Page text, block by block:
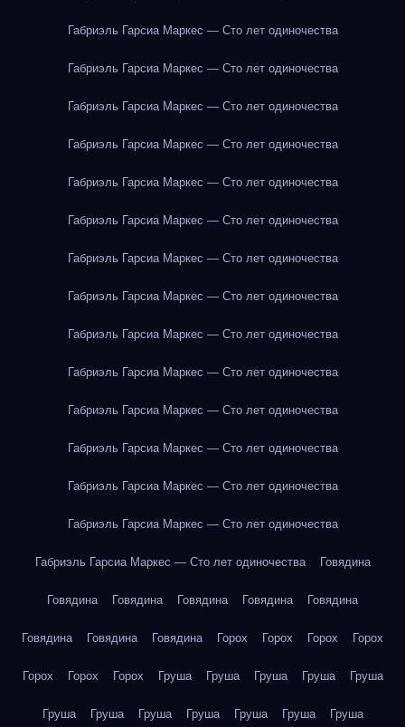
Габриэль Гарсиа Маркес — Сто лет одиночества
Габриэль Гарсиа Маркес — Сто лет одиночества
Габриэль Гарсиа Маркес — Сто лет одиночества
Габриэль Гарсиа Маркес — Сто лет одиночества
Габриэль Гарсиа Маркес — Сто лет одиночества
Габриэль Гарсиа Маркес — Сто лет одиночества
Габриэль Гарсиа Маркес — Сто лет одиночества
Габриэль Гарсиа Маркес — Сто лет одиночества
Габриэль Гарсиа Маркес — Сто лет одиночества
Габриэль Гарсиа Маркес — Сто лет одиночества
Габриэль Гарсиа Маркес — Сто лет одиночества
Габриэль Гарсиа Маркес — Сто лет одиночества
Габриэль Гарсиа Маркес — Сто лет одиночества
Габриэль Гарсиа Маркес — Сто лет одиночества
Габриэль Гарсиа Маркес — Сто лет одиночества Говядина
Говядина Говядина Говядина Говядина Говядина
Говядина Говядина Говядина Горох Горох Горох Горох
Горох Горох Горох Груша Груша Груша Груша Груша
Груша Груша Груша Груша Груша Груша Груша